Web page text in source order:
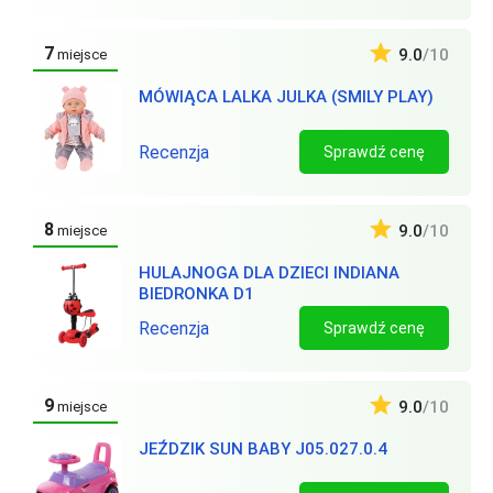
7 miejsce
MÓWIĄCA LALKA JULKA (SMILY PLAY)
9.0/10
Recenzja Sprawdź cenę
8 miejsce
HULAJNOGA DLA DZIECI INDIANA
BIEDRONKA D1
9.0/10
Recenzja Sprawdź cenę
9 miejsce
JEŹDZIK SUN BABY J05.027.0.4
9.0/10